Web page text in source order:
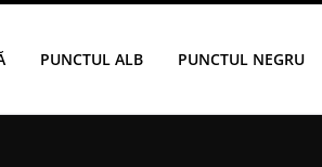
PUNCTUL ALB PUNCTUL NEGRU